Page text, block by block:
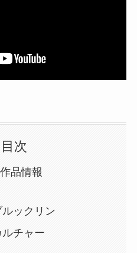
目次
品情報
ックリン
チャー